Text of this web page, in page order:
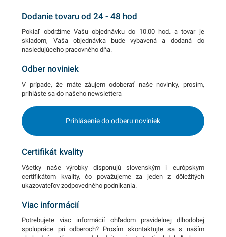
Dodanie tovaru od 24 - 48 hod
Pokiaľ obdržíme Vašu objednávku do 10.00 hod. a tovar je
skladom, Vaša objednávka bude vybavená a dodaná do
nasledujúceho pracovného dňa.
Odber noviniek
V prípade, že máte záujem odoberať naše novinky, prosím,
prihláste sa do našeho newslettera
Prihlásenie do odberu noviniek
Certifikát kvality
Všetky naše výrobky disponujú slovenským i európskym
certifikátom kvality, čo považujeme za jeden z dôležitých
ukazovateľov zodpovedného podnikania.
Viac informácií
Potrebujete viac informácií ohľadom pravidelnej dlhodobej
spolupráce pri odberoch? Prosím skontaktujte sa s naším